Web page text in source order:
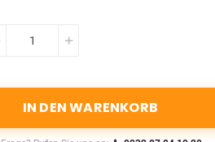
IN DEN WARENKORB